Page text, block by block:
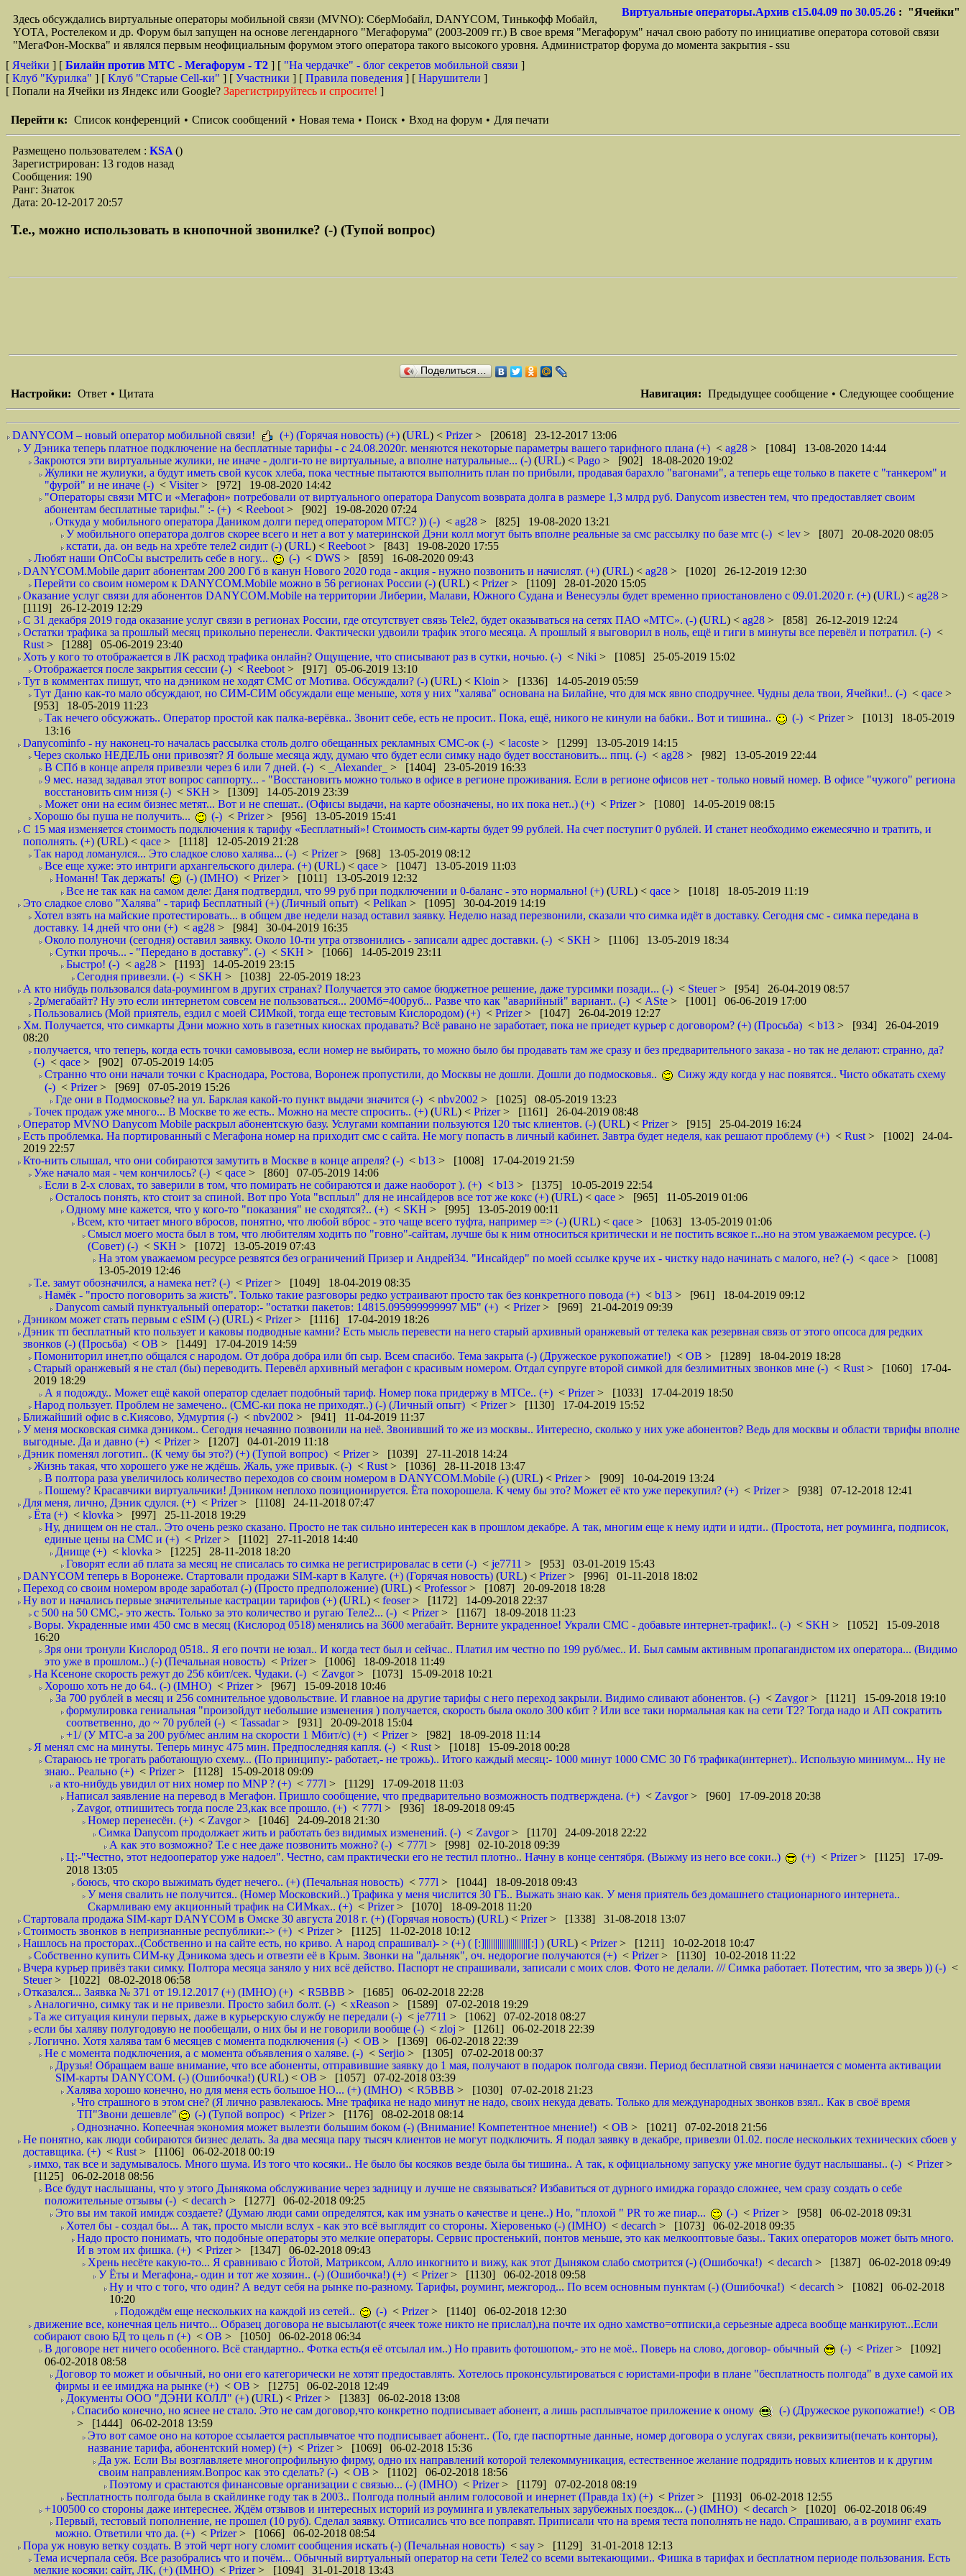
Виртуальные операторы.Архив с15.04.09 по 30.05.26 : "Ячейки"
Здесь обсуждались виртуальные операторы мобильной связи (MVNO): СберМобайл, DANYCOM, Тинькофф Мобайл,
YOTA, Ростелеком и др. Форум был запущен на основе легендарного "Мегафорума" (2003-2009 гг.) В свое время "Мегафорум" начал свою работу по инициативе оператора сотовой связи
"МегаФон-Москва" и являлся первым неофициальным форумом этого оператора такого высокого уровня. Администратор форума до момента закрытия - ssu
[ Ячейки ] [ Билайн против МТС - Мегафорум - T2 ] [ "На чердачке" - блог секретов мобильной связи ]
[ Клуб "Курилка" ] [ Клуб "Старые Сell-ки" ] [ Участники ] [ Правила поведения ] [ Нарушители ]
[ Попали на Ячейки из Яндекс или Google? Зарегистрируйтесь и спросите! ]
Перейти к: Список конференций • Список сообщений • Новая тема • Поиск • Вход на форум • Для печати
Размещено пользователем : KSA ()
Зарегистрирован: 13 годов назад
Сообщения: 190
Ранг: Знаток
Дата: 20-12-2017 20:57
Т.е., можно использовать в кнопочной звонилке? (-) (Тупой вопрос)
Поделиться…
Навигация: Предыдущее сообщение • Следующее сообщение
Настройки: Ответ • Цитата
DANYCOM – новый оператор мобильной связи! (+) (Горячая новость) (+) (URL) < Prizer> [20618] 23-12-2017 13:06
У Дэника теперь платное подключение на бесплатные тарифы - с 24.08.2020г. меняются некоторые параметры вашего тарифного плана (+) < ag28 > [1084] 13-08-2020 14:44
Закроются эти виртуальные жулики, не иначе - долги-то не виртуальные, а вполне натуральные... (-) (URL) < Pago > [902] 18-08-2020 19:02
Жулики не жулиуки, а будут иметь свой кусок хлеба, пока честные пытаются выполнить план по прибыли, продавая барахло "вагонами", а теперь еще только в пакете с "танкером" и
"фурой" и не иначе (-) < Visiter> [972] 19-08-2020 14:42
"Операторы связи МТС и «Мегафон» потребовали от виртуального оператора Danycom возврата долга в размере 1,3 млрд руб. Danycom известен тем, что предоставляет своим
абонентам бесплатные тарифы." :- (+) < Reeboot > [902] 19-08-2020 07:24
Откуда у мобильного оператора Даником долги перед оператором МТС? )) (-) < ag28 > [825] 19-08-2020 13:21
У мобильного оператора долгов скорее всего и нет а вот у материнской Дэни колл могут быть вполне реальные за смс рассылку по базе мтс (-) < lev > [807] 20-08-2020 08:05
кстати, да. он ведь на хребте теле2 сидит (-) (URL) < Reeboot > [843] 19-08-2020 17:55
Любят наши ОпСоСы выстрелить себе в ногу...
(-) < DWS > [859] 16-08-2020 09:43
DANYCOM.Mobile дарит абонентам 200 200 Гб в канун Нового 2020 года - акция - нужно позвонить и начислят. (+) (URL) < ag28 > [1020] 26-12-2019 12:30
Перейти со своим номером к DANYCOM.Mobile можно в 56 регионах России (-) (URL) < Prizer> [1109] 28-01-2020 15:05
Оказание услуг связи для абонентов DANYCOM.Mobile на территории Либерии, Малави, Южного Судана и Венесуэлы будет временно приостановлено с 09.01.2020 г. (+) (URL) < ag28 >
[1119] 26-12-2019 12:29
С 31 декабря 2019 года оказание услуг связи в регионах России, где отсутствует связь Tele2, будет оказываться на сетях ПАО «МТС». (-) (URL) < ag28 > [858] 26-12-2019 12:24
Остатки трафика за прошлый месяц прикольно перенесли. Фактически удвоили трафик этого месяца. А прошлый я выговорил в ноль, ещё и гиги в минуты все перевёл и потратил. (-) <
Rust > [1288] 05-06-2019 23:40
Хоть у кого то отображается в ЛК расход трафика онлайн? Ощущение, что списывают раз в сутки, ночью. (-) < Niki > [1085] 25-05-2019 15:02
Отображается после закрытия сессии (-) < Reeboot > [917] 05-06-2019 13:10
Тут в комментах пишут, что на дэником не ходят СМС от Мотива. Обсуждали? (-) (URL) < Kloin > [1336] 14-05-2019 05:59
Тут Даню как-то мало обсуждают, но СИМ-СИМ обсуждали еще меньше, хотя у них "халява" основана на Билайне, что для мск явно сподручнее. Чудны дела твои, Ячейки!.. (-) < qace >
[953] 18-05-2019 11:23
Так нечего обсужжать.. Оператор простой как палка-верёвка.. Звонит себе, есть не просит.. Пока, ещё, никого не кинули на бабки.. Вот и тишина..
(-) < Prizer> [1013] 18-05-2019
13:16
Danycominfo - ну наконец-то началась рассылка столь долго обещанных рекламных СМС-ок (-) < lacoste > [1299] 13-05-2019 14:15
Через сколько НЕДЕЛЬ они привозят? Я больше месяца жду, думаю что будет если симку надо будет восстановить... ппц. (-) < ag28 > [982] 13-05-2019 22:44
В СПб в конце апреля привезли через 6 или 7 дней. (-) < _Alexander_ > [1404] 23-05-2019 16:33
9 мес. назад задавал этот вопрос саппорту... - "Восстановить можно только в офисе в регионе проживания. Если в регионе офисов нет - только новый номер. В офисе "чужого" региона
восстановить сим низя (-) < SKH > [1309] 14-05-2019 23:39
Может они на есим бизнес метят... Вот и не спешат.. (Офисы выдачи, на карте обозначены, но их пока нет..) (+) < Prizer> [1080] 14-05-2019 08:15
Хорошо бы пуша не получить...
(-) < Prizer> [956] 13-05-2019 15:41
С 15 мая изменяется стоимость подключения к тарифу «Бесплатный»! Стоимость сим-карты будет 99 рублей. На счет поступит 0 рублей. И станет необходимо ежемесячно и тратить, и
пополнять. (+) (URL) < qace > [1118] 12-05-2019 21:28
Так народ ломанулся... Это сладкое слово халява... (-) < Prizer> [968] 13-05-2019 08:12
Все еще хуже: это интриги архангельского дилера. (+) (URL) < qace > [1047] 13-05-2019 11:03
Номанн! Так держать!
(-) (IMHO) < Prizer> [1011] 13-05-2019 12:32
Все не так как на самом деле: Даня подтвердил, что 99 руб при подключении и 0-баланс - это нормально! (+) (URL) < qace > [1018] 18-05-2019 11:19
Это сладкое слово "Халява" - тариф Бесплатный (+) (Личный опыт) < Pelikan > [1095] 30-04-2019 14:19
Хотел взять на майские протестировать... в общем две недели назад оставил заявку. Неделю назад перезвонили, сказали что симка идёт в доставку. Сегодня смс - симка передана в
доставку. 14 дней что они (+) < ag28 > [984] 30-04-2019 16:35
Около полуночи (сегодня) оставил заявку. Около 10-ти утра отзвонились - записали адрес доставки. (-) < SKH > [1106] 13-05-2019 18:34
Сутки прочь... - "Передано в доставку". (-) < SKH > [1066] 14-05-2019 23:11
Быстро! (-) < ag28 > [1193] 14-05-2019 23:15
Сегодня привезли. (-) < SKH > [1038] 22-05-2019 18:23
А кто нибудь пользовался data-роумингом в других странах? Получается это самое бюджетное решение, даже турсимки позади... (-) < Steuer> [954] 26-04-2019 08:57
2р/мегабайт? Ну это если интернетом совсем не пользоваться... 200Мб=400руб... Разве что как "аварийный" вариант.. (-) < ASte > [1001] 06-06-2019 17:00
Пользовались (Мой приятель, ездил с моей СИМкой, тогда еще тестовым Кислородом) (+) < Prizer> [1047] 26-04-2019 12:27
Хм. Получается, что симкарты Дэни можно хоть в газетных киосках продавать? Всё равано не заработает, пока не приедет курьер с договором? (+) (Просьба) < b13 > [934] 26-04-2019
08:20
получается, что теперь, когда есть точки самовывоза, если номер не выбирать, то можно было бы продавать там же сразу и без предварительного заказа - но так не делают: странно, да?
(-) < qace > [902] 07-05-2019 14:05
Странно что они начали точки с Краснодара, Ростова, Воронеж пропустили, до Москвы не дошли. Дошли до подмосковья..
Сижу жду когда у нас появятся.. Чисто обкатать схему
(-) < Prizer> [969] 07-05-2019 15:26
Где они в Подмосковье? на ул. Барклая какой-то пункт выдачи значится (-) < nbv2002 > [1025] 08-05-2019 13:23
Точек продаж уже много... В Москве то же есть.. Можно на месте спросить.. (+) (URL) < Prizer> [1161] 26-04-2019 08:48
Оператор MVNO Danycom Mobile раскрыл абонентскую базу. Услугами компании пользуются 120 тыс клиентов. (-) (URL) < Prizer> [915] 25-04-2019 16:24
Есть проблемка. На портированный с Мегафона номер на приходит смс с сайта. Не могу попасть в личный кабинет. Завтра будет неделя, как решают проблему (+) < Rust > [1002] 24-04-
2019 22:57
Кто-нить слышал, что они собираются замутить в Москве в конце апреля? (-) < b13 > [1008] 17-04-2019 21:59
Уже начало мая - чем кончилось? (-) < qace > [860] 07-05-2019 14:06
Если в 2-х словах, то заверили в том, что помирать не собираются и даже наоборот ). (+) < b13 > [1375] 10-05-2019 22:54
Осталось понять, кто стоит за спиной. Вот про Yota "всплыл" для не инсайдеров все тот же кокс (+) (URL) < qace > [965] 11-05-2019 01:06
Одному мне кажется, что у кого-то "показания" не сходятся?.. (+) < SKH > [995] 13-05-2019 00:11
Всем, кто читает много вбросов, понятно, что любой вброс - это чаще всего туфта, например => (-) (URL) < qace > [1063] 13-05-2019 01:06
Смысл моего моста был в том, что любителям ходить по "говно"-сайтам, лучше бы к ним относиться критически и не постить всякое г...но на этом уважаемом ресурсе. (-)
(Совет) (-) < SKH > [1072] 13-05-2019 07:43
На этом уважаемом ресурсе резвятся без ограничений Призер и Андрей34. "Инсайдер" по моей ссылке круче их - чистку надо начинать с малого, не? (-) < qace > [1008]
13-05-2019 12:46
Т.е. замут обозначился, а намека нет? (-) < Prizer> [1049] 18-04-2019 08:35
Намёк - "просто поговорить за жисть". Только такие разговоры редко устраивают просто так без конкретного повода (+) < b13 > [961] 18-04-2019 09:12
Danycom самый пунктуальный оператор:- "остатки пакетов: 14815.095999999997 МБ" (+) < Prizer> [969] 21-04-2019 09:39
Дэником может стать первым с еSIM (-) (URL) < Prizer> [1116] 17-04-2019 18:26
Дэник тп бесплатный кто пользует и каковы подводные камни? Есть мысль перевести на него старый архивный оранжевый от телека как резервная связь от этого опсоса для редких
звонков (-) (Просьба) < ОВ > [1449] 17-04-2019 14:59
Помониторил инет,по общался с народом. От добра добра или бп сыр. Всем спасибо. Тема закрыта (-) (Дружеское рукопожатие!) < ОВ > [1289] 18-04-2019 18:28
Старый оранжевый я не стал (бы) переводить. Перевёл архивный мегафон с красивым номером. Отдал супруге второй симкой для безлимитных звонков мне (-) < Rust > [1060] 17-04-
2019 18:29
А я подожду.. Может ещё какой оператор сделает подобный тариф. Номер пока придержу в МТСе.. (+) < Prizer> [1033] 17-04-2019 18:50
Народ пользует. Проблем не замечено.. (СМС-ки пока не приходят..) (-) (Личный опыт) < Prizer> [1130] 17-04-2019 15:52
Ближайший офис в с.Киясово, Удмуртия (-) < nbv2002 > [941] 11-04-2019 11:37
У меня московская симка дэником.. Сегодня нечаянно позвонили на неё. Звонивший то же из москвы.. Интересно, сколько у них уже абонентов? Ведь для москвы и области тврифы вполне
выгодные. Да и давно (+) < Prizer> [1207] 04-01-2019 11:18
Дэник поменял логотип.. (К чему бы это?) (+) (Тупой вопрос) < Prizer> [1039] 27-11-2018 14:24
Жизнь такая, что хорошего уже не ждёшь. Жаль, уже привык. (-) < Rust > [1036] 28-11-2018 13:47
В полтора раза увеличилось количество переходов со своим номером в DANYCOM.Mobile (-) (URL) < Prizer> [909] 10-04-2019 13:24
Пошему? Красавчики виртуальчики! Дэником неплохо позиционируется. Ёта похорошела. К чему бы это? Может её кто уже перекупил? (+) < Prizer> [938] 07-12-2018 12:41
Для меня, лично, Дэник сдулся. (+) < Prizer> [1108] 24-11-2018 07:47
Ёта (+) < klovka > [997] 25-11-2018 19:29
Ну, днищем он не стал.. Это очень резко сказано. Просто не так сильно интересен как в прошлом декабре. А так, многим еще к нему идти и идти.. (Простота, нет роуминга, подписок,
единые цены на СМС и (+) < Prizer> [1102] 27-11-2018 14:40
Днище (+) < klovka > [1225] 28-11-2018 18:20
Говорят если аб плата за месяц не списалась то симка не регистрировалас в сети (-) < je7711 > [953] 03-01-2019 15:43
DANYCOM теперь в Воронеже. Стартовали продажи SIM-карт в Калуге. (+) (Горячая новость) (URL) < Prizer> [996] 01-11-2018 18:02
Переход со своим номером вроде заработал (-) (Просто предположение) (URL) < Professor> [1087] 20-09-2018 18:28
Ну вот и начались первые значительные кастрации тарифов (+) (URL) < feoser> [1172] 14-09-2018 22:37
с 500 на 50 СМС,- это жесть. Только за это количество и ругаю Теле2... (-) < Prizer> [1167] 18-09-2018 11:23
Воры. Украденные ими 450 смс в месяц (Кислород 0518) менялись на 3600 мегабайт. Верните украденное! Украли СМС - добавьте интернет-трафик!.. (-) < SKH > [1052] 15-09-2018
16:20
Зря они тронули Кислород 0518.. Я его почти не юзал.. И когда тест был и сейчас.. Платил им честно по 199 руб/мес.. И. Был самым активным пропагандистом их оператора... (Видимо
это уже в прошлом..) (-) (Печальная новость) < Prizer> [1006] 18-09-2018 11:49
На Ксеноне скорость режут до 256 кбит/сек. Чудаки. (-) < Zavgor> [1073] 15-09-2018 10:21
Хорошо хоть не до 64.. (-) (IMHO) < Prizer> [967] 15-09-2018 10:46
За 700 рублей в месяц и 256 сомнительное удовольствие. И главное на другие тарифы с него переход закрыли. Видимо сливают абонентов. (-) < Zavgor> [1121] 15-09-2018 19:10
формулировка гениальная "произойдут небольшие изменения ) получается, скорость была около 300 кбит ? Или все таки нормальная как на сети Т2? Тогда надо и АП сократить
соответвенно, до ~ 70 рублей (-) < Tassadar> [931] 20-09-2018 15:04
+1/ (У МТС-а за 200 руб/мес анлим на скорости 1 Мбит/с) (+) < Prizer> [982] 18-09-2018 11:14
Я менял смс на минуты. Теперь минус 475 мин. Предпоследняя капля. (-) < Rust > [1018] 15-09-2018 00:28
Стараюсь не трогать работающую схему... (По принципу:- работает,- не трожь).. Итого каждый месяц:- 1000 минут 1000 СМС 30 Гб трафика(интернет).. Использую минимум... Ну не
знаю.. Реально (+) < Prizer> [1128] 15-09-2018 09:09
а кто-нибудь увидил от них номер по MNP ? (+) < 777l > [1129] 17-09-2018 11:03
Написал заявление на перевод в Мегафон. Пришло сообщение, что предварительно возможность подтверждена. (+) < Zavgor> [960] 17-09-2018 20:38
Zavgor, отпишитесь тогда после 23,как все прошло. (+) < 777l > [936] 18-09-2018 09:45
Номер перенесён. (+) < Zavgor> [1046] 24-09-2018 21:30
Симка Danycom продолжает жить и работать без видимых изменений. (-) < Zavgor> [1170] 24-09-2018 22:22
А как это возможно? Т.е с нее даже позвонить можно? (-) < 777l > [998] 02-10-2018 09:39
Ц:-"Честно, этот недооператор уже надоел". Честно, сам практически его не тестил плотно.. Начну в конце сентября. (Выжму из него все соки..)
(+) < Prizer> [1125] 17-09-
2018 13:05
боюсь, что скоро выжимать будет нечего.. (+) (Печальная новость) < 777l > [1044] 18-09-2018 09:43
У меня свалить не получится.. (Номер Московский..) Трафика у меня числится 30 ГБ.. Выжать знаю как. У меня приятель без домашнего стационарного интернета..
Скармливаю ему акционный трафик на СИМках.. (+) < Prizer> [1070] 18-09-2018 11:20
Стартовала продажа SIM-карт DANYCOM в Омске 30 августа 2018 г. (+) (Горячая новость) (URL) < Prizer> [1338] 31-08-2018 13:07
Стоимость звонков в непризнанные республики:-> (+) < Prizer> [1125] 11-02-2018 10:12
Нашлось на просторах..(Собственно и на сайте есть, но криво. А народ спрашивал)- > (+) ( [:]||||||||||||||||||||[:] ) (URL) < Prizer> [1211] 10-02-2018 10:47
Собственно купить СИМ-ку Дэникома здесь и отвезти её в Крым. Звонки на "дальняк", оч. недорогие получаются (+) < Prizer> [1130] 10-02-2018 11:22
Вчера курьер привёз таки симку. Полтора месяца заняло у них всё действо. Паспорт не спрашивали, записали с моих слов. Фото не делали. /// Симка работает. Потестим, что за зверь )) (-) <
Steuer> [1022] 08-02-2018 06:58
Отказался... Заявка № 371 от 19.12.2017 (+) (IMHO) (+) < R5BBB > [1685] 06-02-2018 22:28
Аналогично, симку так и не привезли. Просто забил болт. (-) < xReason > [1589] 07-02-2018 19:29
Та же ситуация кинули первых, даже в курьерскую службу не передали (-) < je7711 > [1062] 07-02-2018 08:27
если бы халяву полугодовую не пообещали, о них бы и не говорили вообще (-) < zloj > [1261] 06-02-2018 22:39
Логично. Хотя халява там 6 месяцев с момента подключения (-) < ОВ > [1369] 06-02-2018 22:39
Не с момента подключения, а с момента объявления о халяве. (-) < Serjio > [1305] 07-02-2018 00:37
Друзья! Обращаем ваше внимание, что все абоненты, отправившие заявку до 1 мая, получают в подарок полгода связи. Период бесплатной связи начинается с момента активации
SIM-карты DANYCOM. (-) (Ошибочка!) (URL) < ОВ > [1057] 07-02-2018 03:39
Халява хорошо конечно, но для меня есть большое НО... (+) (IMHO) < R5BBB > [1030] 07-02-2018 21:23
Что страшного в этом сне? (Я лично развлекаюсь. Мне трафика не надо минут не надо, своих некуда девать. Только для международных звонков взял.. Как в своё время
ТП"Звони дешевле"
(-) (Тупой вопрос) < Prizer> [1176] 08-02-2018 08:14
Однозначно. Копеечная экономия может вылезти большим боком (-) (Внимание! Kомпетентное мнение!) < ОВ > [1021] 07-02-2018 21:56
Не понятно, как люди собираются бизнес делать. За два месяца пару тысяч клиентов не могут подключить. Я подал заявку в декабре, привезли 01.02. после нескольких технических сбоев у
доставщика. (+) < Rust > [1106] 06-02-2018 00:19
имхо, так все и задумывалось. Много шума. Из того что косяки.. Не было бы косяков везде была бы тишина.. А так, к официальному запуску уже многие будут наслышаны.. (-) < Prizer>
[1125] 06-02-2018 08:56
Все будут наслышаны, что у этого Дынякома обслуживание через задницу и лучше не связываться? Избавиться от дурного имиджа гораздо сложнее, чем сразу создать о себе
положительные отзывы (-) < decarch > [1277] 06-02-2018 09:25
Это вы им такой имидж создаете? (Думаю люди сами определятся, как им узнать о качестве и цене..) Но, "плохой " PR то же пиар...
(-) < Prizer> [958] 06-02-2018 09:31
Хотел бы - создал бы... А так, просто мысли вслух - как это всё выглядит со стороны. Хieровенько (-) (IMHO) < decarch > [1073] 06-02-2018 09:35
Надо просто понимать, что подобные операторы это мелкие операторы. Сервис простенький, понтов меньше, это как мелкооптовые базы.. Таких операторов может быть много.
И в этом их фишка. (+) < Prizer> [1347] 06-02-2018 09:43
Хрень несёте какую-то... Я сравниваю с Йотой, Матриксом, Алло инкогнито и вижу, как этот Дыняком слабо смотрится (-) (Ошибочка!) < decarch > [1387] 06-02-2018 09:49
У Ёты и Мегафона,- один и тот же хозяин.. (-) (Ошибочка!) (+) < Prizer> [1130] 06-02-2018 09:58
Ну и что с того, что один? А ведут себя на рынке по-разному. Тарифы, роуминг, межгород... По всем основным пунктам (-) (Ошибочка!) < decarch > [1082] 06-02-2018
10:20
Подождём еще нескольких на каждой из сетей..
(-) < Prizer> [1140] 06-02-2018 12:30
движение все, конечная цель ничто... Образец договора не высылают(с ячеек тоже никто не прислал),на почте их одно хамство=отписки,а серьезные адреса вообще манкируют...Если
собирают свою БД то цель п (+) < ОВ > [1050] 06-02-2018 06:34
В договоре нет ничего особенного. Всё стандартно.. Фотка есть(я её отсылал им..) Но править фотошопом,- это не моё.. Поверь на слово, договор- обычный
(-) < Prizer> [1092]
06-02-2018 08:58
Договор то может и обычный, но они его категорически не хотят предоставлять. Хотелось проконсультироваться с юристами-профи в плане "бесплатность полгода" в духе самой их
фирмы и ее имиджа на рынке (+) < ОВ > [1275] 06-02-2018 12:49
Документы ООО "ДЭНИ КОЛЛ" (+) (URL) < Prizer> [1383] 06-02-2018 13:08
Спасибо конечно, но яснее не стало. Это не сам договор,что конкретно подписывает абонент, а лишь расплывчатое приложение к оному
(-) (Дружеское рукопожатие!) < ОВ
> [1444] 06-02-2018 13:59
Это вот самое оно на которое ссылается расплывчатое что подписывает абонент.. (То, где паспортные данные, номер договора о услугах связи, реквизиты(печать конторы),
название тарифа, абонентский номер) (+) < Prizer> [1069] 06-02-2018 15:36
Да уж. Если Вы возглавляете многопрофильную фирму, одно их направлений которой телекоммуникация, естественное желание подрядить новых клиентов и к другим
своим направлениям.Вопрос как это сделать? (-) < ОВ > [1102] 06-02-2018 18:56
Поэтому и срастаются финансовые организации с связью... (-) (IMHO) < Prizer> [1179] 07-02-2018 08:19
Бесплатность полгода была в скайлинке году так в 2003.. Полгода полный анлим голосовой и инернет (Правда 1х) (+) < Prizer> [1193] 06-02-2018 12:55
+100500 со стороны даже интереснее. Ждём отзывов и интересных историй из роуминга и увлекательных зарубежных поездок... (-) (IMHO) < decarch > [1020] 06-02-2018 06:49
Первый, тестовый пополнение, не прошел (10 руб). Сделал заявку. Отписались что все поправят. Приписали что на время теста пополнять не надо. Спрашиваю, а в роуминг ехать
можно. Ответили что да. (+) < Prizer> [1066] 06-02-2018 08:54
Пора уж новую ветку создать. В этой черт ногу сломит сообщения искать (-) (Печальная новость) < say > [1129] 31-01-2018 12:13
Тема исчерпала себя. Все разобрались что и почём... Обычный виртуальный оператор на сети Теле2 со всеми вытекающими.. Фишка в тарифах и бесплатном периоде пользования. Есть
мелкие косяки: сайт, ЛК, (+) (IMHO) < Prizer> [1094] 31-01-2018 13:43